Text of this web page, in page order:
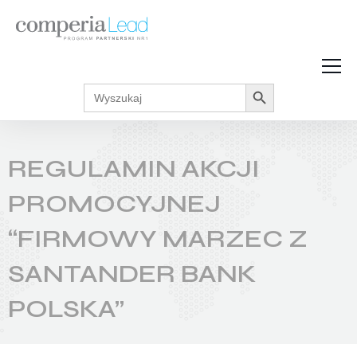
Strefa Wiedzy
Akcje promocyjne
Regulaminy
Search
for:
Search Button
REGULAMIN AKCJI
PROMOCYJNEJ
“FIRMOWY MARZEC Z
SANTANDER BANK
POLSKA”